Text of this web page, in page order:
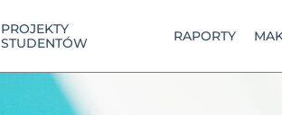
PROJEKTY
STUDENTÓW
RAPORTY